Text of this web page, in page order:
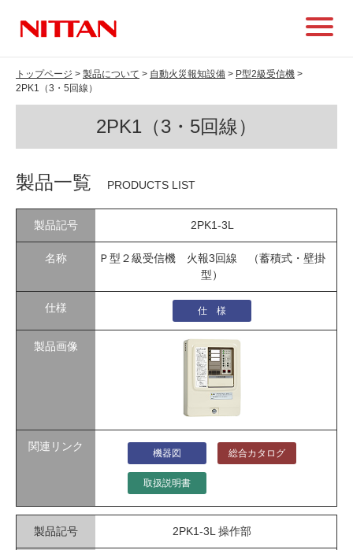
トップページ > 製品について > 自動火災報知設備 > P型2級受信機 >
2PK1（3・5回線）
2PK1（3・5回線）
製品一覧 PRODUCTS LIST
2PK1-3L
Ｐ型２級受信機 火報3回線 （蓄積式・壁掛
型）
仕 様
機器図 総合カタログ
取扱説明書
2PK1-3L 操作部